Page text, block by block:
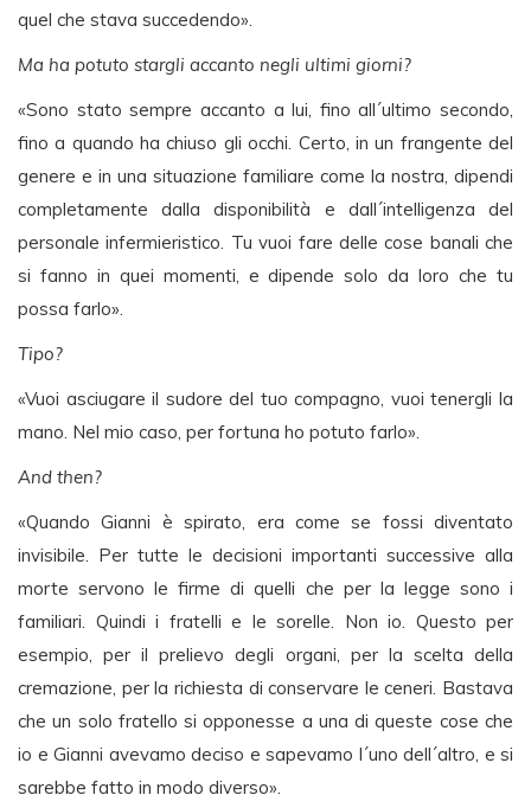
quel che stava succedendo».
Ma ha potuto stargli accanto negli ultimi giorni?
«Sono stato sempre accanto a lui, fino all´ultimo secondo,
fino a quando ha chiuso gli occhi. Certo, in un frangente del
genere e in una situazione familiare come la nostra, dipendi
completamente dalla disponibilità e dall´intelligenza del
personale infermieristico. Tu vuoi fare delle cose banali che
si fanno in quei momenti, e dipende solo da loro che tu
possa farlo».
Tipo?
«Vuoi asciugare il sudore del tuo compagno, vuoi tenergli la
mano. Nel mio caso, per fortuna ho potuto farlo».
And then?
«Quando Gianni è spirato, era come se fossi diventato
invisibile. Per tutte le decisioni importanti successive alla
morte servono le firme di quelli che per la legge sono i
familiari. Quindi i fratelli e le sorelle. Non io. Questo per
esempio, per il prelievo degli organi, per la scelta della
cremazione, per la richiesta di conservare le ceneri. Bastava
che un solo fratello si opponesse a una di queste cose che
io e Gianni avevamo deciso e sapevamo l´uno dell´altro, e si
sarebbe fatto in modo diverso».